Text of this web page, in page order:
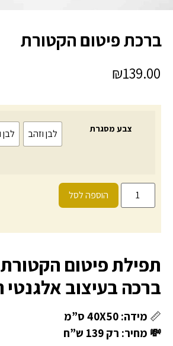
ברכת פיטום הקטורת
₪139.00
צבע מסגרת לבן וזהב
הוספה לסל
תפילת פיטום
ברכה בעיצוב אלגנטי
📏 מידה: 40X50 ס”מ
💸 מחיר: רק 139 ש”ח